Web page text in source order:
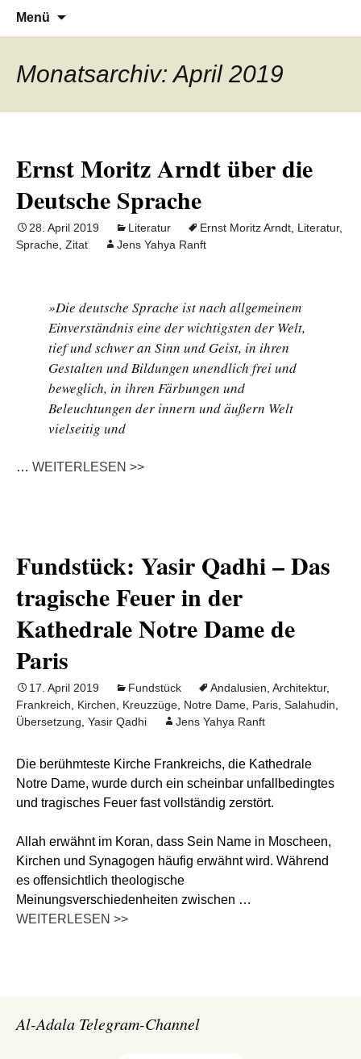
Al-Adala.de
Denn die Gerechtigkeit ist die Grundlage
von allem
Menü
Monatsarchiv: April 2019
Ernst Moritz Arndt über die
Deutsche Sprache
28. April 2019 Literatur Ernst Moritz Arndt Literatur,
Sprache Zitat Jens Yahya Ranft
»Die deutsche Sprache ist nach allgemeinem
Einverständnis eine der wichtigsten der Welt,
tief und schwer an Sinn und Geist, in ihren
Gestalten und Bildungen unendlich frei und
beweglich, in ihren Färbungen und
Beleuchtungen der innern und äußern Welt
vielseitig und
… WEITERLESEN >>
Fundstück: Yasir Qadhi – Das
tragische Feuer in der
Kathedrale Notre Dame de
Paris
17. April 2019 Fundstück Andalusien Architektur,
Frankreich
Kirchen Kreuzzüge Notre Dame Paris Salahudin
Übersetzung Yasir Qadhi Jens Yahya Ranft
Die berühmteste Kirche Frankreichs, die Kathedrale
Notre Dame, wurde durch ein scheinbar unfallbedingtes
und tragisches Feuer fast vollständig zerstört.
Allah erwähnt im Koran, dass Sein Name in Moscheen,
Kirchen und Synagogen häufig erwähnt wird. Während
es offensichtlich theologische
Meinungsverschiedenheiten zwischen …
WEITERLESEN >>
Al-Adala Telegram-Channel